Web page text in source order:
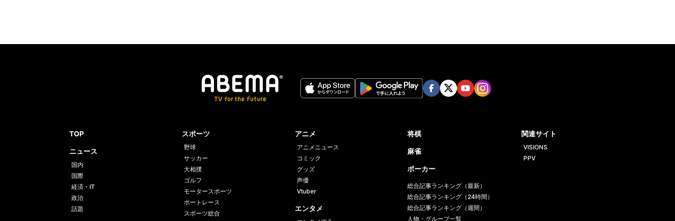
TOP
ニュース
国内
国際
経済・IT
政治
話題
スポーツ
野球
サッカー
大相撲
ゴルフ
モータースポーツ
ボートレース
スポーツ総合
アニメ
アニメニュース
コミック
グッズ
声優
Vtuber
エンタメ
将棋
麻雀
ポーカー
総合記事ランキング（最新）
総合記事ランキング（24時間）
総合記事ランキング（週間）
人物・グループ一覧
関連サイト
VISIONS
PPV